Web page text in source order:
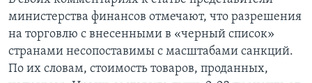
министерства финансов отмечают, что разрешения
на торговлю с внесенными в «черный список»
странами несопоставимы с масштабами санкций.
По их словам, стоимость товаров, проданных,